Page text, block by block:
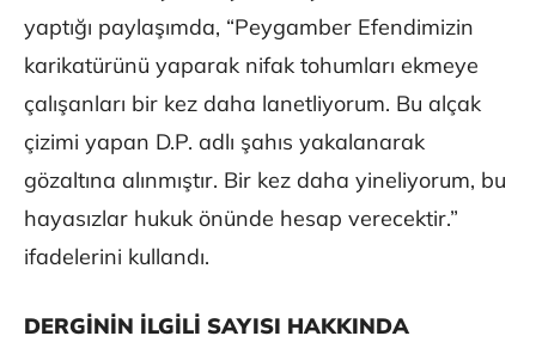
yaptığı paylaşımda, “Peygamber Efendimizin
karikatürünü yaparak nifak tohumları ekmeye
çalışanları bir kez daha lanetliyorum. Bu alçak
çizimi yapan D.P. adlı şahıs yakalanarak
gözaltına alınmıştır. Bir kez daha yineliyorum, bu
hayasızlar hukuk önünde hesap verecektir.”
ifadelerini kullandı.
DERGİNİN İLGİLİ SAYISI HAKKINDA